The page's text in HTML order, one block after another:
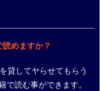
めますか？
貸してヤらせてもらう
で読む事ができます。